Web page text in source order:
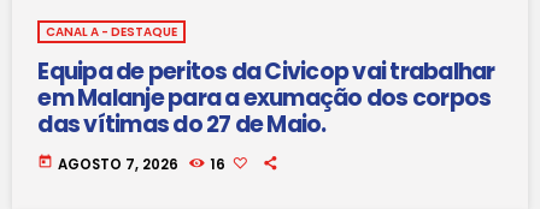
CANAL A - DESTAQUE
Equipa de peritos da Civicop vai trabalhar
em Malanje para a exumação dos corpos
das vítimas do 27 de Maio.
today AGOSTO 7, 2026 16